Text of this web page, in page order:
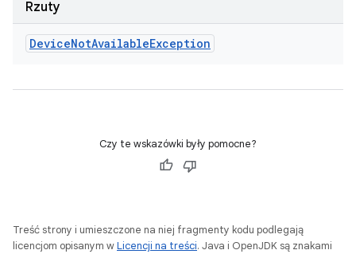
Rzuty
DeviceNotAvailableException
Czy te wskazówki były pomocne?
Treść strony i umieszczone na niej fragmenty kodu podlegają
licencjom opisanym wLicencji na treści. Java i OpenJDK są znakami